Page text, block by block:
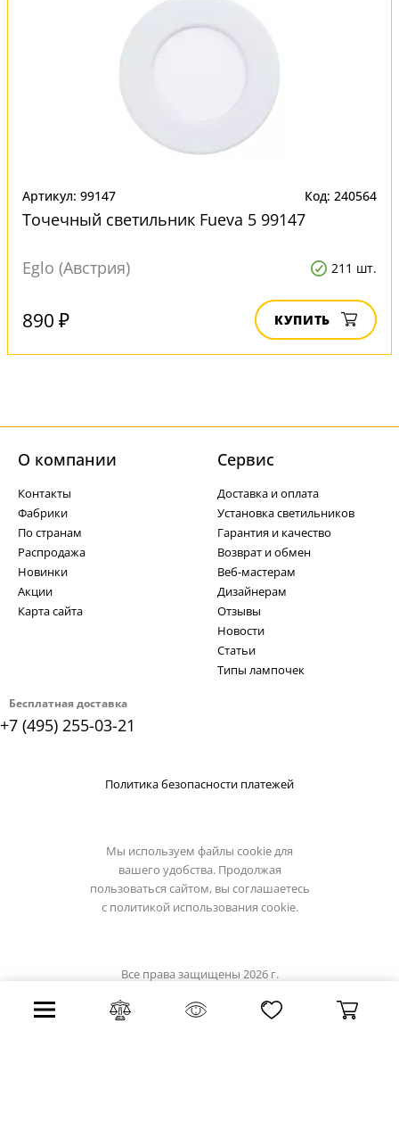
Артикул: 99147 Код: 240564
Точечный светильник Fueva 5 99147
Eglo (Австрия) 211 шт.
890 ₽ КУПИТЬ
Бесплатная доставка
+7 (495) 255-03-21
О компании
Контакты
Фабрики
По странам
Распродажа
Новинки
Акции
Карта сайта
Cервис
Доставка и оплата
Установка светильников
Гарантия и качество
Возврат и обмен
Веб-мастерам
Дизайнерам
Отзывы
Новости
Статьи
Типы лампочек
Политика безопасности платежей
Мы используем файлы cookie для
вашего удобства. Продолжая
пользоваться сайтом, вы соглашаетесь
с политикой использования cookie.
Все права защищены 2026 г.